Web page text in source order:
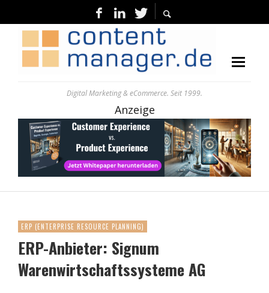
Digital Marketing & eCommerce. Seit 1999.
Anzeige
ERP (ENTERPRISE RESOURCE PLANNING)
ERP-Anbieter: Signum
Warenwirtschaftssysteme AG